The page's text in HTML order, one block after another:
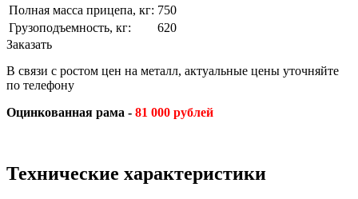
Полная масса прицепа, кг: 750
Грузоподъемность, кг:
620
Заказать
В связи с ростом цен на металл, актуальные цены уточняйте
по телефону
Оцинкованная рама - 81 000 рублей
Технические характеристики